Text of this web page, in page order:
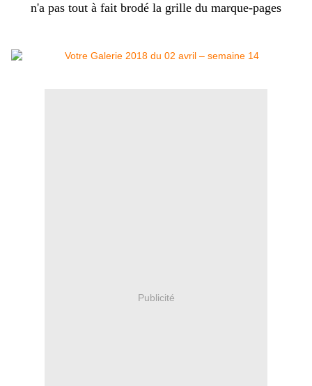
n'a pas tout à fait brodé la grille du marque-pages
Publicité